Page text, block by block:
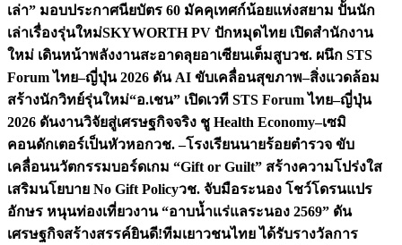
เล่า” มอบประกาศนียบัตร 60 มัคคุเทศก์น้อยแห่งสยาม ปั้นนัก
เล่าเรื่องรุ่นใหม่SKYWORTH PV ปักหมุดไทย เปิดสำนักงาน
ใหม่ เดินหน้าพลังงานสะอาดลุยอาเซียนเต็มสูบวช. ผนึก STS
Forum ไทย–ญี่ปุ่น 2026 ดัน AI ขับเคลื่อนสุขภาพ–สิ่งแวดล้อม
สร้างนักวิทย์รุ่นใหม่“อ.เชน” เปิดเวที STS Forum ไทย–ญี่ปุ่น
2026 ดันงานวิจัยสู่เศรษฐกิจจริง ชู Health Economy–เซมิ
คอนดักเตอร์เป็นหัวหอกวช. –โรงเรียนนายร้อยตำรวจ ขับ
เคลื่อนนวัตกรรมบอร์ดเกม “Gift or Guilt” สร้างความโปร่งใส
เสริมนโยบาย No Gift Policyวช. จับมือระนอง โชว์โดรนแปร
อักษร หนุนท่องเที่ยวงาน “อาบน้ำแร่แลระนอง 2569” ดัน
เศรษฐกิจสร้างสรรค์ยินดี!ทีมเยาวชนไทย ได้รับรางวัลการ